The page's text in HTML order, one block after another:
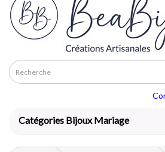
Catégories Bijoux Mariage